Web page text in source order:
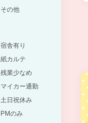
その他
宿舎有り
紙カルテ
残業少なめ
マイカー通勤
土日祝休み
PMのみ